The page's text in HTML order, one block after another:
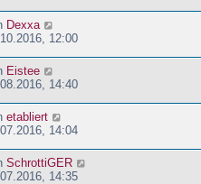
Dexxa
12:00
Eistee
14:40
etabliert
14:04
SchrottiGER
14:35